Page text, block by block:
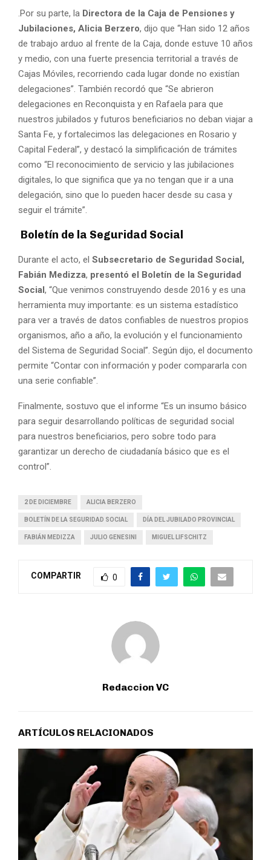
.Por su parte, la Directora de la Caja de Pensiones y
Jubilaciones, Alicia Berzero, dijo que “Han sido 12 años
de trabajo arduo al frente de la Caja, donde estuve 10 años
y medio, con una fuerte presencia territorial a través de
Cajas Móviles, recorriendo cada lugar donde no existían
delegaciones”. También recordó que “Se abrieron
delegaciones en Reconquista y en Rafaela para que
nuestros jubilados y futuros beneficiarios no deban viajar a
Santa Fe, y fortalecimos las delegaciones en Rosario y
Capital Federal”, y destacó la simplificación de trámites
como “El reconocimiento de servicio y las jubilaciones
digitales, lo que significa que ya no tengan que ir a una
delegación, sino que lo pueden hacer desde su casa y
seguir el trámite”.
Boletín de la Seguridad Social
Durante el acto, el Subsecretario de Seguridad Social,
Fabián Medizza, presentó el Boletín de la Seguridad
Social, “Que venimos construyendo desde 2016 y es una
herramienta muy importante: es un sistema estadístico
para ver a través de datos confiables de nuestros propios
organismos, año a año, la evolución y el funcionamiento
del Sistema de Seguridad Social”. Según dijo, el documento
permite “Contar con información y poder compararla con
una serie confiable”.
Finalmente, sostuvo que el informe “Es un insumo básico
para seguir desarrollando políticas de seguridad social
para nuestros beneficiarios, pero sobre todo para
garantizar un derecho de ciudadanía básico que es el
control”.
2 DE DICIEMBRE ALICIA BERZERO
BOLETÍN DE LA SEGURIDAD SOCIAL DÍA DEL JUBILADO PROVINCIAL
FABIÁN MEDIZZA JULIO GENESINI MIGUEL LIFSCHITZ
COMPARTIR 0
Redaccion VC
ARTÍCULOS RELACIONADOS